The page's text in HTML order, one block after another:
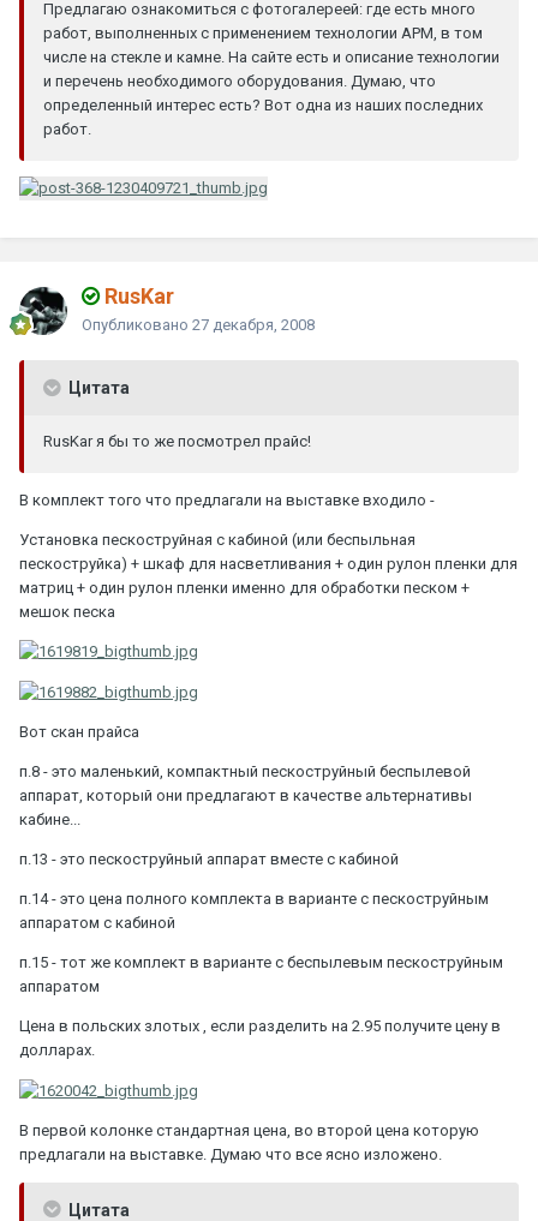
Предлагаю ознакомиться с фотогалереей: где есть много
работ, выполненных с применением технологии АPM, в том
числе на стекле и камне. На сайте есть и описание технологии
и перечень необходимого оборудования. Думаю, что
определенный интерес есть? Вот одна из наших последних
работ.
RusKar
Опубликовано 27 декабря, 2008
Цитата
RusKar я бы то же посмотрел прайс!
В комплект того что предлагали на выставке входило -
Установка пескоструйная с кабиной (или беспыльная
пескоструйка) + шкаф для насветливания + один рулон пленки для
матриц + один рулон пленки именно для обработки песком +
мешок песка
Вот скан прайса
п.8 - это маленький, компактный пескоструйный беспылевой
аппарат, который они предлагают в качестве альтернативы
кабине...
п.13 - это пескоструйный аппарат вместе с кабиной
п.14 - это цена полного комплекта в варианте с пескоструйным
аппаратом с кабиной
п.15 - тот же комплект в варианте с беспылевым пескоструйным
аппаратом
Цена в польских злотых , если разделить на 2.95 получите цену в
долларах.
В первой колонке стандартная цена, во второй цена которую
предлагали на выставке. Думаю что все ясно изложено.
Цитата